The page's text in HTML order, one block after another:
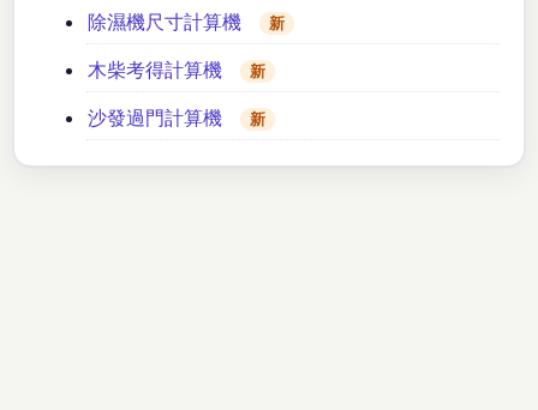
除濕機尺寸計算機 新
木柴考得計算機 新
沙發過門計算機 新